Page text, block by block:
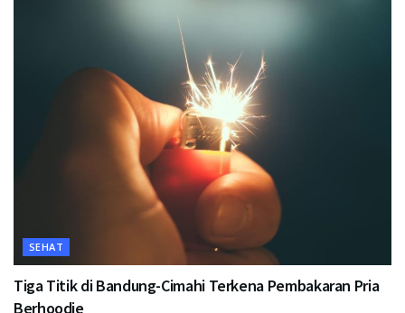
SEHAT
Tiga Titik di Bandung-Cimahi Terkena Pembakaran Pria
Berhoodie